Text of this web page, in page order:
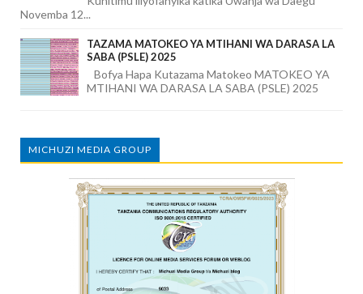
Novemba 12...
TAZAMA MATOKEO YA MTIHANI WA DARASA LA
SABA (PSLE) 2025
Bofya Hapa Kutazama Matokeo MATOKEO YA
MTIHANI WA DARASA LA SABA (PSLE) 2025
MICHUZI MEDIA GROUP